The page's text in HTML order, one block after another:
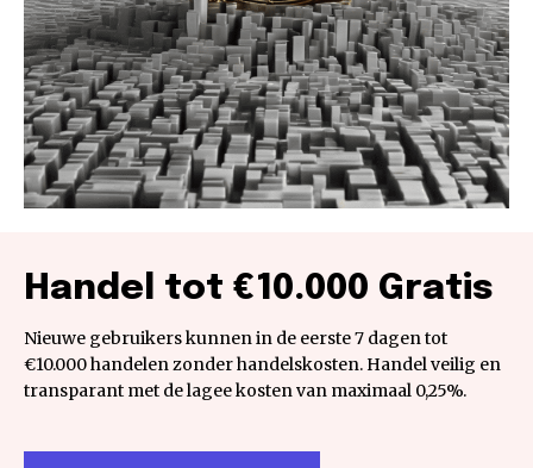
Handel tot €10.000 Gratis
Nieuwe gebruikers kunnen in de eerste 7 dagen tot
€10.000 handelen zonder handelskosten. Handel veilig en
transparant met de lagee kosten van maximaal 0,25%.